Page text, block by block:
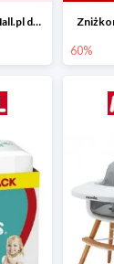
Słodki sen maluszka w Mall.pl do -55%
60%